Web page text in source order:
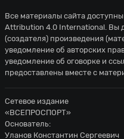
Все материалы сайта
Attribution 4.0 International. Вы
(создателя) произведения
уведомление об авторских
уведомление об оговорке и
предоставлены вместе с
Сетевое издание
«ВСЕПРОСПОРТ»
Основатель:
Уланов Константин Сергеевич